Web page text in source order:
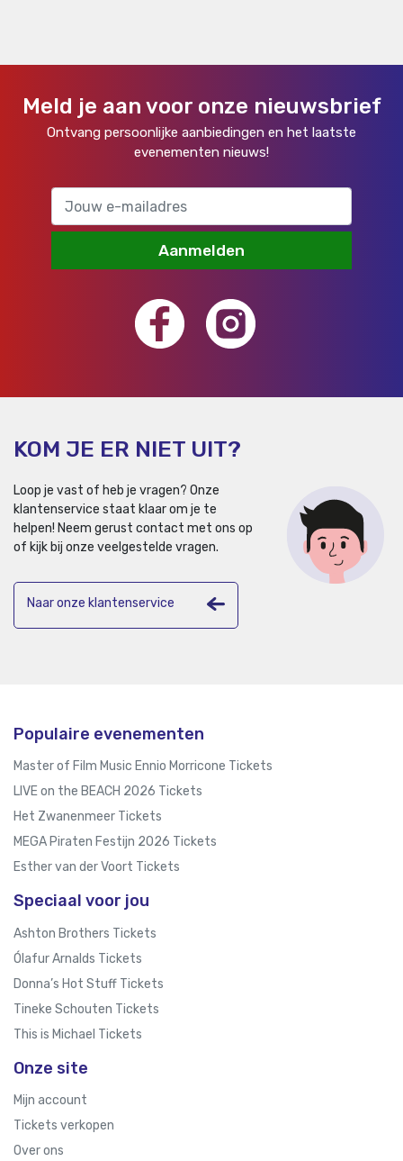
Meld je aan voor onze nieuwsbrief
Ontvang persoonlijke aanbiedingen en het laatste
evenementen nieuws!
Aanmelden
KOM JE ER NIET UIT?
Loop je vast of heb je vragen? Onze
klantenservice staat klaar om je te
helpen! Neem gerust contact met ons op
of kijk bij onze veelgestelde vragen.
Naar onze klantenservice
Populaire evenementen
Master of Film Music Ennio Morricone Tickets
LIVE on the BEACH 2026 Tickets
Het Zwanenmeer Tickets
MEGA Piraten Festijn 2026 Tickets
Esther van der Voort Tickets
Speciaal voor jou
Ashton Brothers Tickets
Ólafur Arnalds Tickets
Donna’s Hot Stuff Tickets
Tineke Schouten Tickets
This is Michael Tickets
Onze site
Mijn account
Tickets verkopen
Over ons